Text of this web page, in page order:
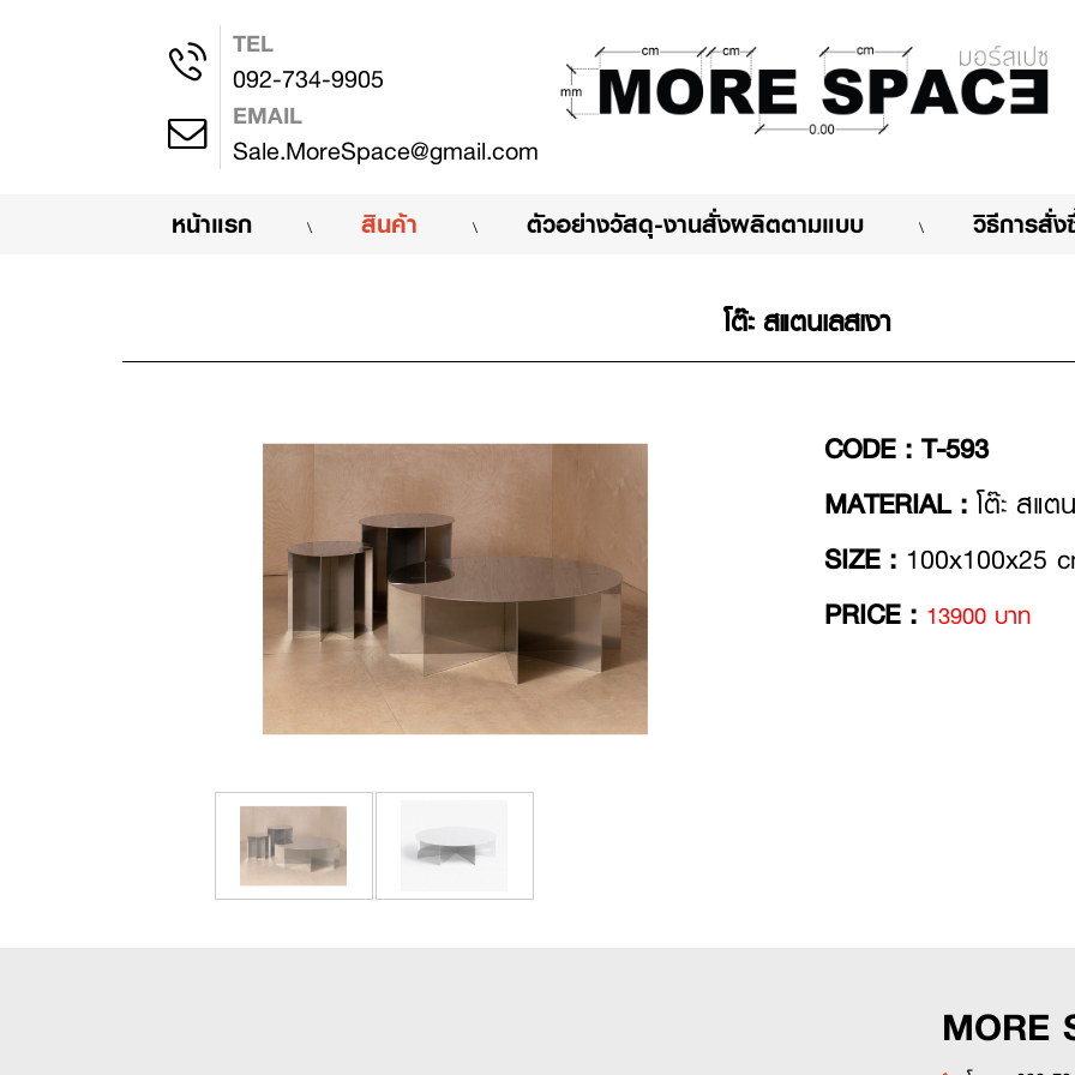
TEL
092-734-9905
EMAIL
Sale.MoreSpace@gmail.com
หน้าแรก(current)
\ สินค้า \ ตัวอย่างวัสดุ-งานสั่งผลิตตามแบบ \ วิธีการสั่ง
โต๊ะ สแตนเลสเงา
CODE : T-593
MATERIAL : โต๊ะ สแต
SIZE : 100x100x25
PRICE : 13900 บาท
MORE